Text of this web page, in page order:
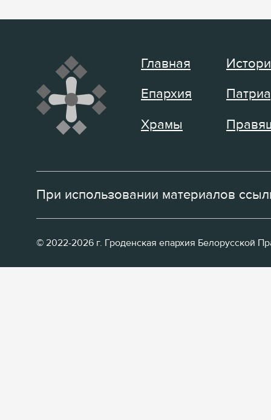
Главная
Епархия
Храмы
При использовании материалов
© 2022-2026 г. Гроденская епархия Белорусской